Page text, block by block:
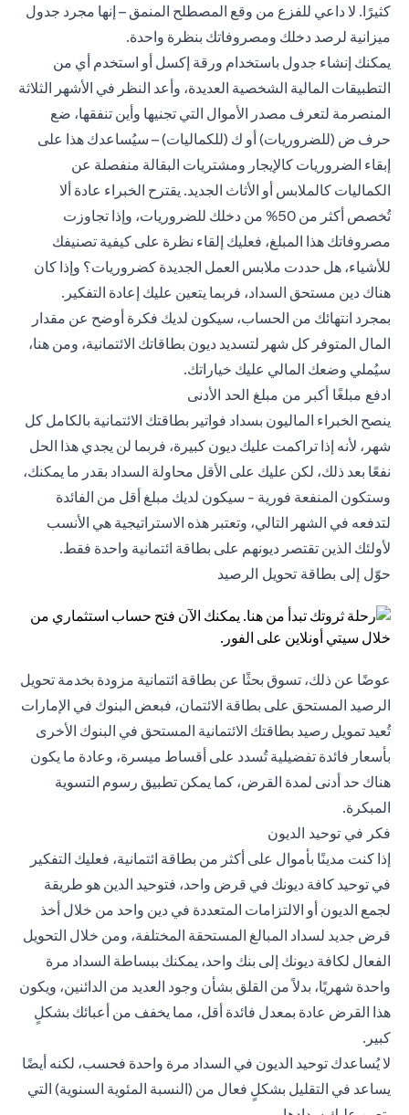
كثيرًا. لا داعي للفزع من وقع المصطلح المنمق – إنها مجرد جدول
ميزانية لرصد دخلك ومصروفاتك بنظرة واحدة.
يمكنك إنشاء جدول باستخدام ورقة إكسل أو استخدم أي من
التطبيقات المالية الشخصية العديدة، وأعد النظر في الأشهر الثلاثة
المنصرمة لتعرف مصدر الأموال التي تجنيها وأين تنفقها، ضع
حرف ض (للضروريات) أو ك (للكماليات) – سيُساعدك هذا على
إبقاء الضروريات كالإيجار ومشتريات البقالة منفصلة عن
الكماليات كالملابس أو الأثاث الجديد. يقترح الخبراء عادة ألا
تُخصص أكثر من 50% من دخلك للضروريات، وإذا تجاوزت
مصروفاتك هذا المبلغ، فعليك إلقاء نظرة على كيفية تصنيفك
للأشياء، هل حددت ملابس العمل الجديدة كضروريات؟ وإذا كان
هناك دين مستحق السداد، فربما يتعين عليك إعادة التفكير.
بمجرد انتهائك من الحساب، سيكون لديك فكرة أوضح عن مقدار
المال المتوفر كل شهر لتسديد ديون بطاقاتك الائتمانية، ومن هنا،
سيُملي وضعك المالي عليك خياراتك.
ادفع مبلغًا أكبر من مبلغ الحد الأدنى
ينصح الخبراء الماليون بسداد فواتير بطاقتك الائتمانية بالكامل كل
شهر، لأنه إذا تراكمت عليك ديون كبيرة، فربما لن يجدي هذا الحل
نفعًا بعد ذلك، لكن عليك على الأقل محاولة السداد بقدر ما يمكنك،
وستكون المنفعة فورية - سيكون لديك مبلغ أقل من الفائدة
لتدفعه في الشهر التالي، وتعتبر هذه الاستراتيجية هي الأنسب
لأولئك الذين تقتصر ديونهم على بطاقة ائتمانية واحدة فقط.
حوّل إلى بطاقة تحويل الرصيد
عوضًا عن ذلك، تسوق بحثًا عن بطاقة ائتمانية مزودة بخدمة تحويل
الرصيد المستحق على بطاقة الائتمان، فبعض البنوك في الإمارات
تُعيد تمويل رصيد بطاقتك الائتمانية المستحق في البنوك الأخرى
بأسعار فائدة تفضيلية تُسدد على أقساط ميسرة، وعادة ما يكون
هناك حد أدنى لمدة القرض، كما يمكن تطبيق رسوم التسوية
المبكرة.
فكر في توحيد الديون
إذا كنت مدينًا بأموال على أكثر من بطاقة ائتمانية، فعليك التفكير
في توحيد كافة ديونك في قرض واحد، فتوحيد الدين هو طريقة
لجمع الديون أو الالتزامات المتعددة في دين واحد من خلال أخذ
قرض جديد لسداد المبالغ المستحقة المختلفة، ومن خلال التحويل
الفعال لكافة ديونك إلى بنك واحد، يمكنك ببساطة السداد مرة
واحدة شهريًا، بدلاً من القلق بشأن وجود العديد من الدائنين، ويكون
هذا القرض عادة بمعدل فائدة أقل، مما يخفف من أعبائك بشكلٍ
كبير.
لا يُساعدك توحيد الديون في السداد مرة واحدة فحسب، لكنه أيضًا
يساعد في التقليل بشكلٍ فعال من (النسبة المئوية السنوية) التي